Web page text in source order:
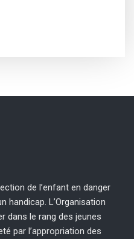
de l’enfant en danger
handicap. L’Organisation
dans le rang des jeunes
par l’appropriation des